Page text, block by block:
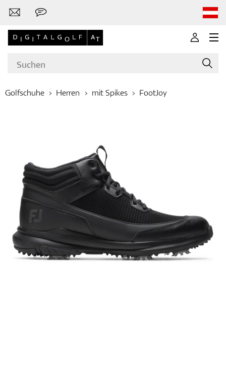
Golfschläger
Bekleidung
Handschuhe
Golfschuhe Herren mit Spikes FootJoy